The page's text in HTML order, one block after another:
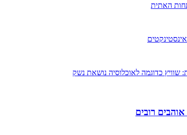
האתית
שוויץ כדוגמה לאוכלוסיה נושאת נשק
אוהבים רובים